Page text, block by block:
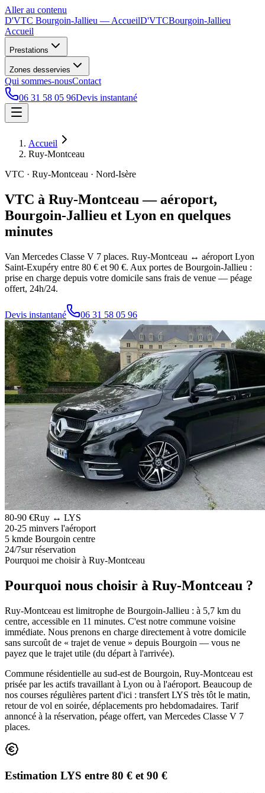
Aller au contenu
D'VTC Bourgoin-Jallieu — AccueilD'VTCBourgoin-Jallieu
Accueil
Prestations
Zones desservies
Qui sommes-nousContact
06 31 58 05 96Devis instantané
Accueil
Ruy-Montceau
VTC · Ruy-Montceau · Nord-Isère
VTC à Ruy-Montceau — aéroport,
Bourgoin-Jallieu et Lyon en quelques
minutes
Van Mercedes Classe V 7 places. Ruy-Montceau ↔ aéroport Lyon
Saint-Exupéry entre 80 € et 90 €. Aux portes de Bourgoin-Jallieu :
prise en charge depuis votre domicile sans frais de venue — péage
offert, 24h/24.
Devis instantané 06 31 58 05 96
80-90 €Ruy ↔ LYS
20-25 minvers l'aéroport
5 kmde Bourgoin centre
24/7sur réservation
Pourquoi me choisir à Ruy-Montceau
Pourquoi nous choisir à Ruy-Montceau ?
Ruy-Montceau est limitrophe de Bourgoin-Jallieu : à 5,7 km du
centre, accessible en 11 minutes. C'est notre commune voisine
immédiate. Nous prenons en charge directement à votre domicile
sans surcoût de « trajet de venue » depuis Bourgoin — vous ne
payez que le trajet utile (du départ à l'arrivée).
Commune résidentielle au sud-est de Bourgoin, Ruy-Montceau est
prisée par les actifs travaillant à Lyon ou à l'aéroport. Beaucoup de
nos courses régulières partent d'ici : transfert LYS très tôt le matin,
retour de vol en soirée, déplacements pro hebdomadaires. Tarif
annoncé à la réservation, péage offert, van Mercedes Classe V 7
places.
Estimation LYS entre 80 € et 90 €